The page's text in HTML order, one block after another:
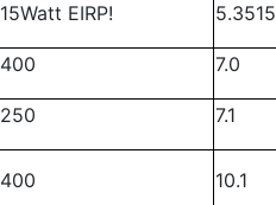
15Watt EIRP! 5.3515
400 7.0
250 7.1
400 10.1